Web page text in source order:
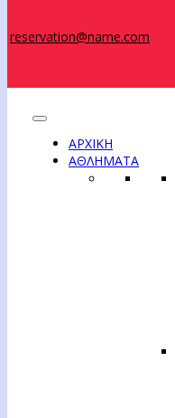
reservation@name.com
ΑΡΧΙΚΗ
ΑΘΛΗΜΑΤΑ